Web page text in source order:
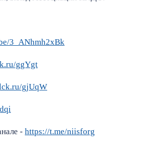
3_ANhmh2xBk
ggYgt
gjUqW
- https://t.me/niisforg